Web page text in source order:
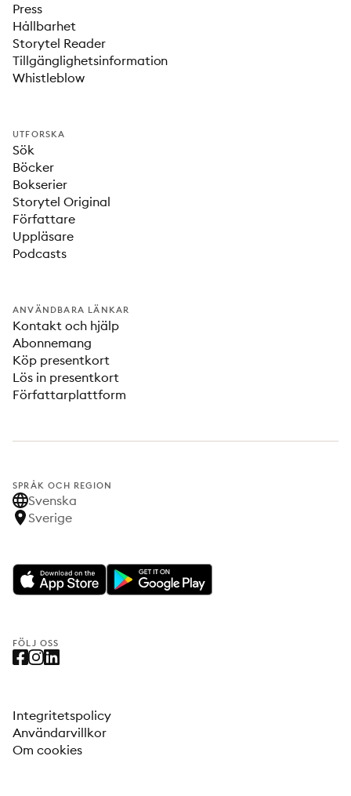
Press
Hållbarhet
Storytel Reader
Tillgänglighetsinformation
Whistleblow
UTFORSKA
Sök
Böcker
Bokserier
Storytel Original
Författare
Uppläsare
Podcasts
ANVÄNDBARA LÄNKAR
Kontakt och hjälp
Abonnemang
Köp presentkort
Lös in presentkort
Författarplattform
SPRÅK OCH REGION
Svenska
Sverige
FÖLJ OSS
Integritetspolicy
Användarvillkor
Om cookies